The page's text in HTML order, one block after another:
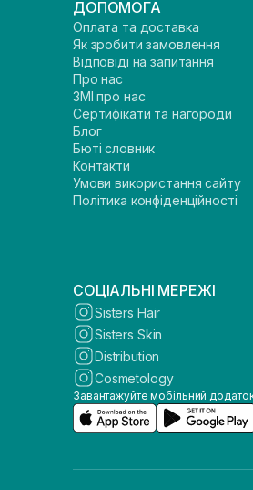
ДОПОМОГА
Оплата та доставка
Як зробити замовлення
Відповіді на запитання
Про нас
ЗМІ про нас
Сертифікати та нагороди
Блог
Бюті словник
Контакти
Умови використання сайту
Політика конфіденційності
СОЦІАЛЬНІ МЕРЕЖІ
Sisters Hair
Sisters Skin
Distribution
Cosmetology
Завантажуйте мобільний